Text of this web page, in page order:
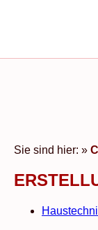
Sie sind hier: »